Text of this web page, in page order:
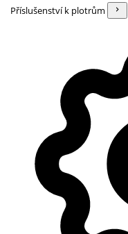
Příslušenství k plotrům